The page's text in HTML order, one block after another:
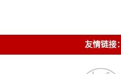
友情链接：